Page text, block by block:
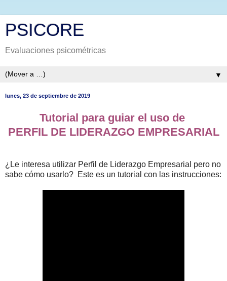
PSICORE
Evaluaciones psicométricas
▼
lunes, 23 de septiembre de 2019
Tutorial para guiar el uso de
PERFIL DE LIDERAZGO EMPRESARIAL
¿Le interesa utilizar Perfil de Liderazgo Empresarial pero no
sabe cómo usarlo? Este es un tutorial con las instrucciones: